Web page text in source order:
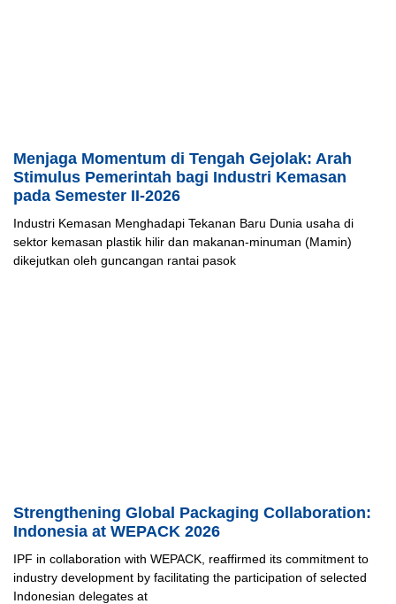
Menjaga Momentum di Tengah Gejolak: Arah
Stimulus Pemerintah bagi Industri Kemasan
pada Semester II-2026
Industri Kemasan Menghadapi Tekanan Baru Dunia usaha di
sektor kemasan plastik hilir dan makanan-minuman (Mamin)
dikejutkan oleh guncangan rantai pasok
Strengthening Global Packaging Collaboration:
Indonesia at WEPACK 2026
IPF in collaboration with WEPACK, reaffirmed its commitment to
industry development by facilitating the participation of selected
Indonesian delegates at